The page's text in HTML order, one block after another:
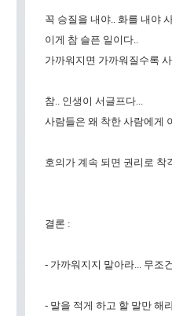
꼭 승질을 내야.. 화를 내야
이게 참 슬픈 일이다..
가까워지면 가까워질수록
참.. 인생이 서글프다...
사람들은 왜 착한 사람에게
호의가 계속 되면 권리로 착
결론 :
- 가까워지지 말아라... 무조
- 말을 적게 하고 할 말만 해